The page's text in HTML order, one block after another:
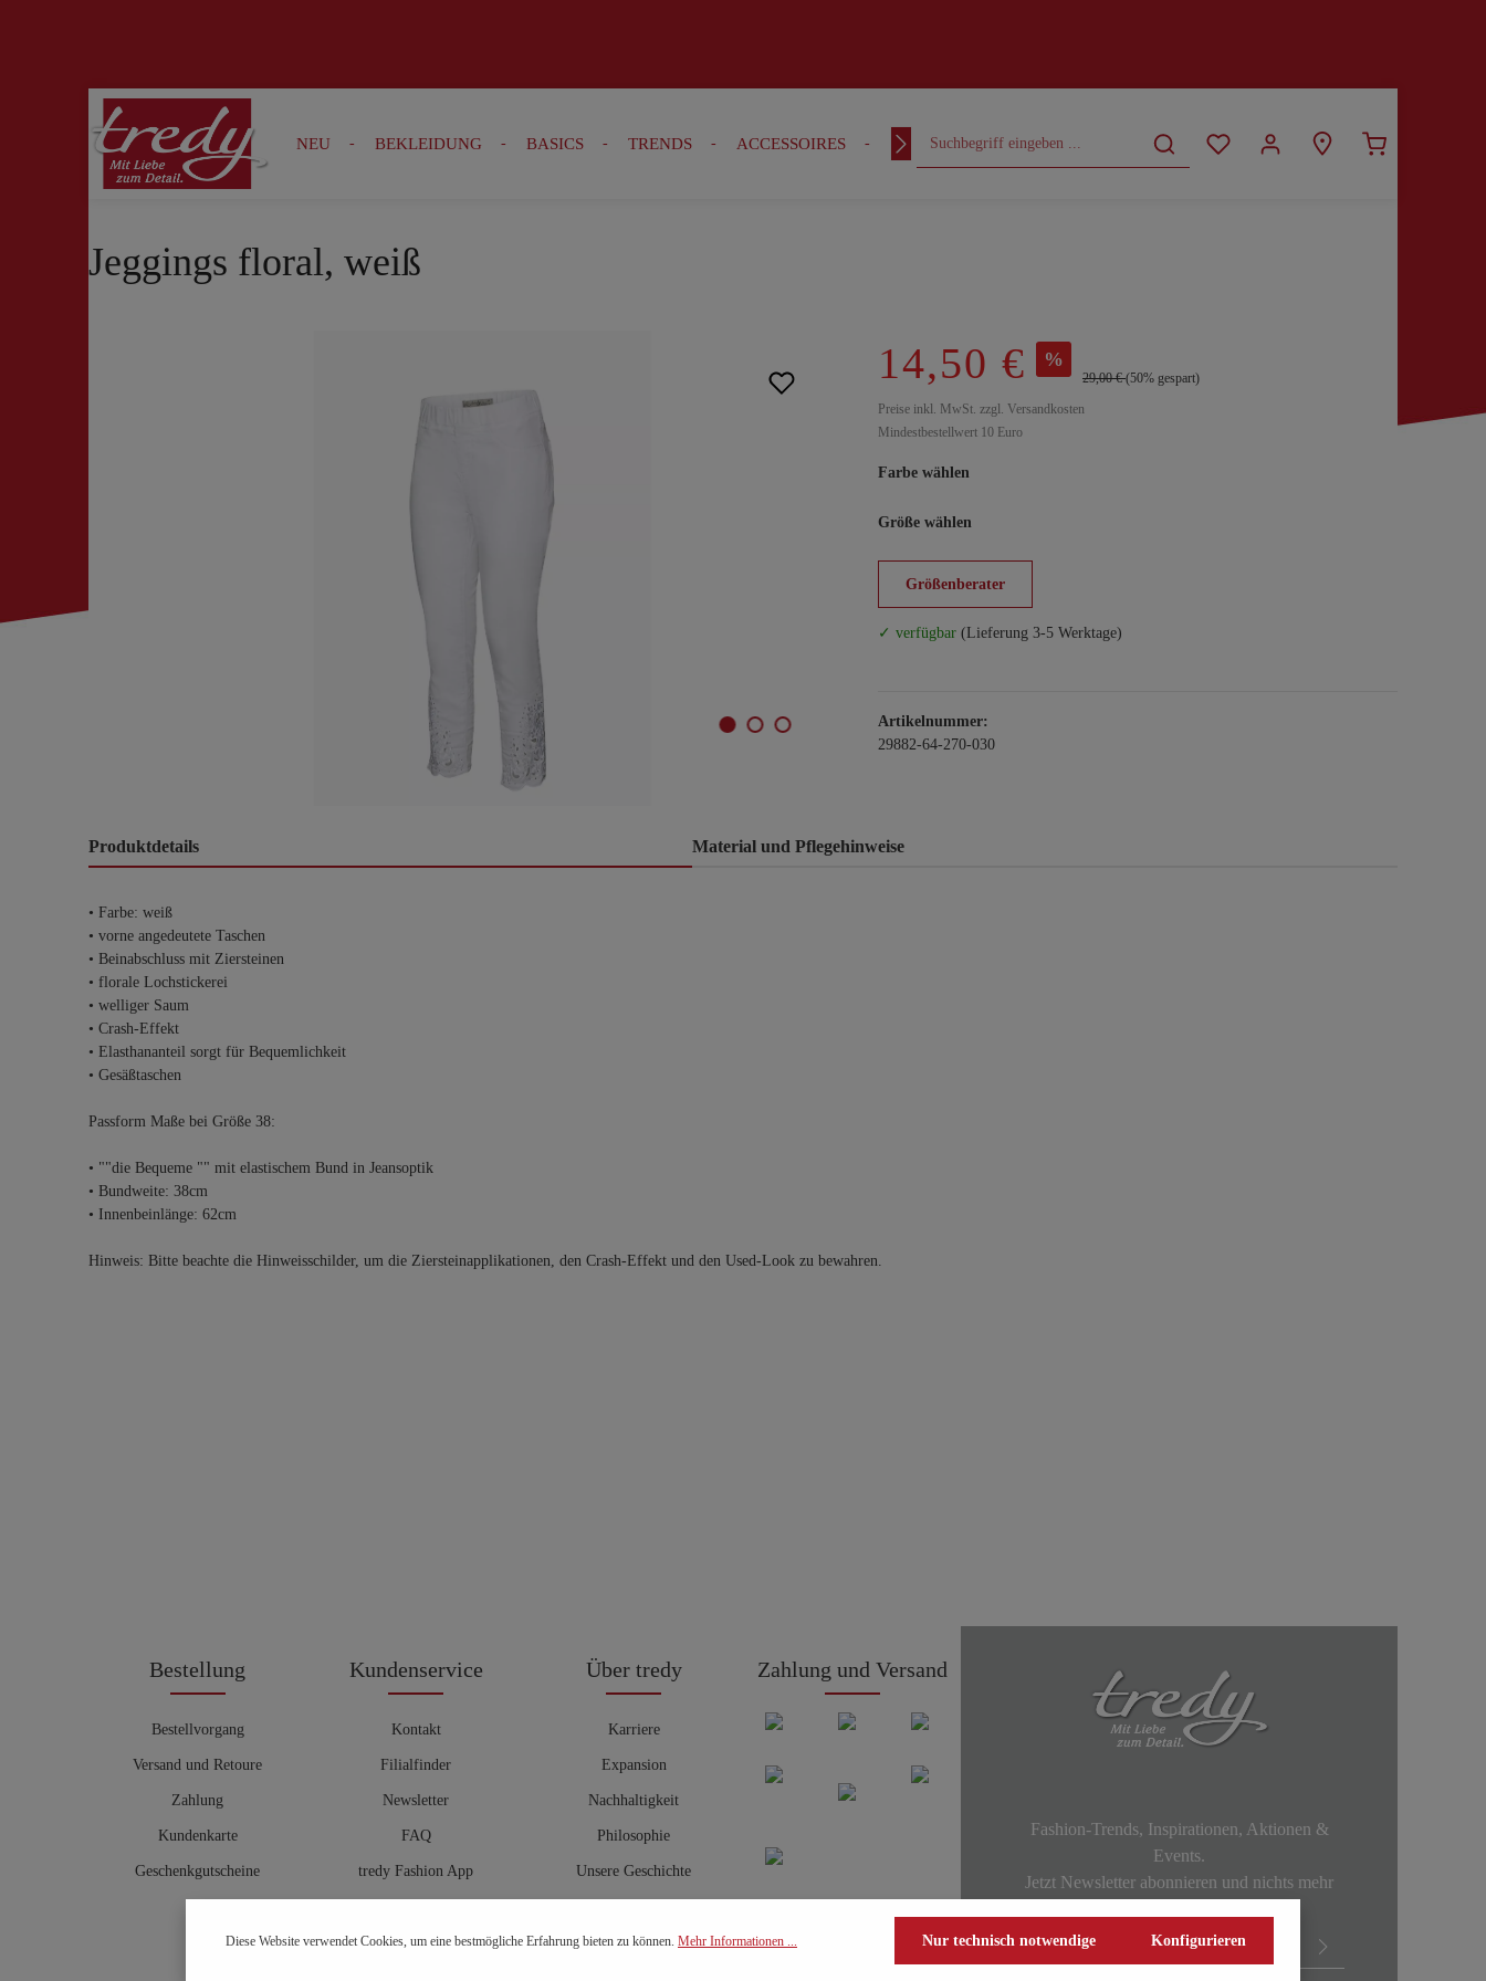
Zur Suche springen Zur Hauptnavigation springen
NEU BEKLEIDUNG BASICS TRENDS ACCESSOIRES OUTFITS CURVY
Jeggings floral, weiß
14,50 € %
29,00 €(50% gespart)
Preise inkl. MwSt. zzgl. Versandkosten
Mindestbestellwert 10 Euro
Farbe wählen
Größe wählen
Größenberater
✓ verfügbar (Lieferung 3-5 Werktage)
Artikelnummer:
29882-64-270-030
Produktdetails Material und Pflegehinweise
• Farbe: weiß
• vorne angedeutete Taschen
• Beinabschluss mit Ziersteinen
• florale Lochstickerei
• welliger Saum
• Crash-Effekt
• Elasthananteil sorgt für Bequemlichkeit
• Gesäßtaschen
Passform Maße bei Größe 38:
• ""die Bequeme "" mit elastischem Bund in Jeansoptik
• Bundweite: 38cm
• Innenbeinlänge: 62cm
Hinweis: Bitte beachte die Hinweisschilder, um die Ziersteinapplikationen, den Crash-Effekt und den Used-Look zu bewahren.
Bestellung
Bestellvorgang
Versand und Retoure
Zahlung
Kundenkarte
Geschenkgutscheine
Kundenservice
Kontakt
Filialfinder
Newsletter
FAQ
tredy Fashion App
Hosenberater
Über tredy
Karriere
Expansion
Nachhaltigkeit
Philosophie
Unsere Geschichte
Zahlung und Versand
Fashion-Trends, Inspirationen, Aktionen &
Events.
Jetzt Newsletter abonnieren und nichts mehr
Diese Website verwendet Cookies, um eine bestmögliche Erfahrung bieten zu können. Mehr Informationen ... Nur technisch notwendige Konfigurieren